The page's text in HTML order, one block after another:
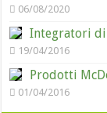
06/08/2020
Integratori di
19/04/2016
Prodotti
01/04/2016